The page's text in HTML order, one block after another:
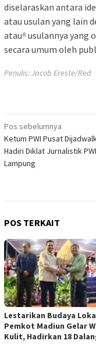
diselaraskan antara
atau usulan yang lain
atau⁸ usulannya yang
secara umum oleh
Penulis: Jacob Ereste/Red
Navigasi
pos
Pos sebelumnya
Ketum PWI Pusat
Hadiri Diklat Jurnalistik PWI
Lampung
POS TERKAIT
Lestarikan Budaya
Pemkot Madiun Gelar
Kulit, Hadirkan 18